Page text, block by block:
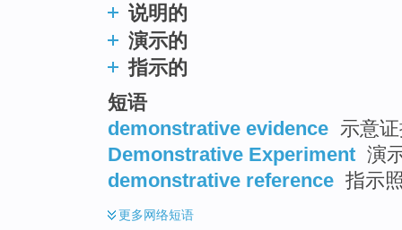
说明的
演示的
指示的
短语
demonstrative evidence 示意
Demonstrative Experiment 演
demonstrative reference 指示
更多网络短语